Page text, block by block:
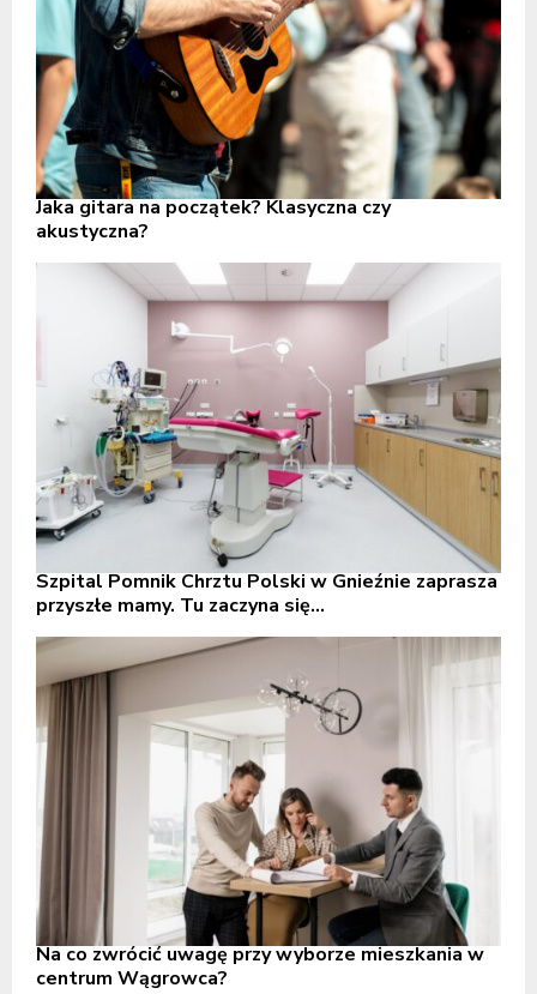
Jaka gitara na początek? Klasyczna czy
akustyczna?
Szpital Pomnik Chrztu Polski w Gnieźnie zaprasza
przyszłe mamy. Tu zaczyna się...
Na co zwrócić uwagę przy wyborze mieszkania w
centrum Wągrowca?